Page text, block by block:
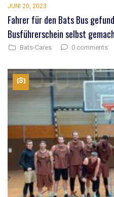
JUNI 20, 2023
Fahrer für den Bats Bus
Busführerschein selbst
Bats-Cares 0 comments